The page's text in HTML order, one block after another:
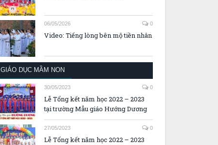
06/05/2026 0
Video: Tiếng lòng bên mộ tiền nhân
GIÁO DỤC MẦM NON
30/05/2023 0
Lễ Tổng kết năm học 2022 – 2023
tại trường Mẫu giáo Hướng Dương
27/05/2023 0
Lễ Tổng kết năm học 2022 – 2023